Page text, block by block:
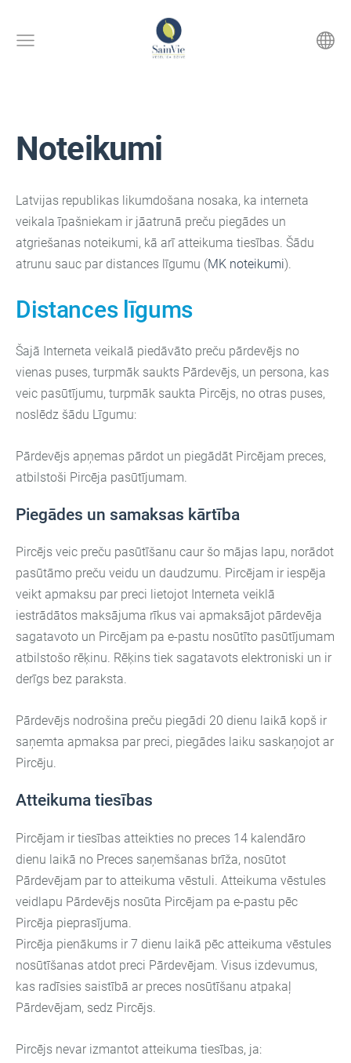
Noteikumi
Latvijas republikas likumdošana nosaka, ka interneta
veikala īpašniekam ir jāatrunā preču piegādes un
atgriešanas noteikumi, kā arī atteikuma tiesības. Šādu
atrunu sauc par distances līgumu (MK noteikumi).
Distances līgums
Šajā Interneta veikalā piedāvāto preču pārdevējs no
vienas puses, turpmāk saukts Pārdevējs, un persona, kas
veic pasūtījumu, turpmāk saukta Pircējs, no otras puses,
noslēdz šādu Līgumu:
Pārdevējs apņemas pārdot un piegādāt Pircējam preces,
atbilstoši Pircēja pasūtījumam.
Piegādes un samaksas kārtība
Pircējs veic preču pasūtīšanu caur šo mājas lapu, norādot
pasūtāmo preču veidu un daudzumu. Pircējam ir iespēja
veikt apmaksu par preci lietojot Interneta veiklā
iestrādātos maksājuma rīkus vai apmaksājot pārdevēja
sagatavoto un Pircējam pa e-pastu nosūtīto pasūtījumam
atbilstošo rēķinu. Rēķins tiek sagatavots elektroniski un ir
derīgs bez paraksta.
Pārdevējs nodrošina preču piegādi 20 dienu laikā kopš ir
saņemta apmaksa par preci, piegādes laiku saskaņojot ar
Pircēju.
Atteikuma tiesības
Pircējam ir tiesības atteikties no preces 14 kalendāro
dienu laikā no Preces saņemšanas brīža, nosūtot
Pārdevējam par to atteikuma vēstuli. Atteikuma vēstules
veidlapu Pārdevējs nosūta Pircējam pa e-pastu pēc
Pircēja pieprasījuma.
Pircēja pienākums ir 7 dienu laikā pēc atteikuma vēstules
nosūtīšanas atdot preci Pārdevējam. Visus izdevumus,
kas radīsies saistībā ar preces nosūtīšanu atpakaļ
Pārdevējam, sedz Pircējs.
Pircējs nevar izmantot atteikuma tiesības, ja: